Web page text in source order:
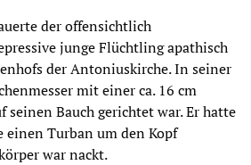
der offensichtlich
junge Flüchtling apathisch
der Antoniuskirche. In seiner
mit einer ca. 16 cm
seinen Bauch gerichtet war. Er hatte
Turban um den Kopf
war nackt.